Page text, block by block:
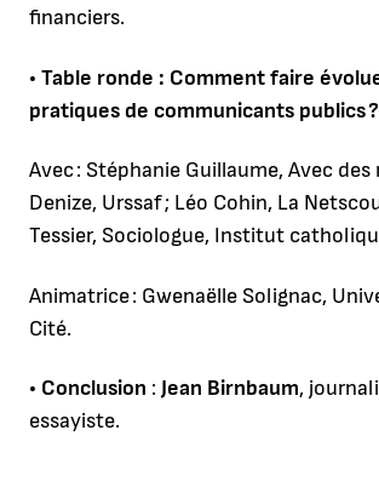
financiers.
• Table ronde : Comment faire
pratiques de communicants publics ?
Avec : Stéphanie Guillaume, Avec des
Denize, Urssaf ; Léo Cohin, La
Tessier, Sociologue, Institut
Animatrice : Gwenaëlle Solignac,
Cité.
• Conclusion : Jean Birnbaum,
essayiste.